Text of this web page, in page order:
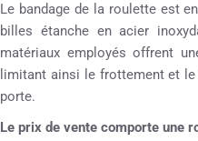
Le bandage de la roulette est
billes étanche en acier
matériaux employés offrent
limitant ainsi le frottement et
porte.
Le prix de vente comporte une